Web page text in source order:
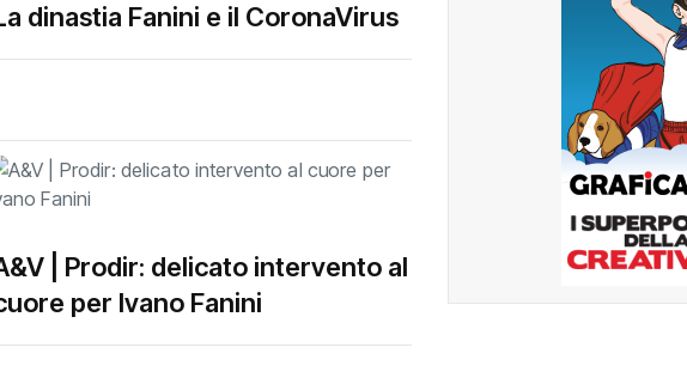
dinastia Fanini e il CoronaVirus
| Prodir: delicato intervento al
per Ivano Fanini